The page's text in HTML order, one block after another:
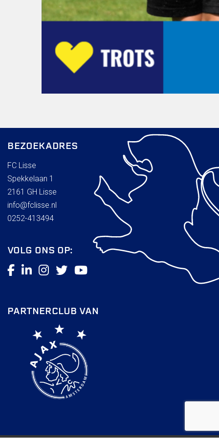
BEZOEKADRES
FC Lisse
Spekkelaan 1
2161 GH Lisse
info@fclisse.nl
0252-413494
VOLG ONS OP:
PARTNERCLUB VAN